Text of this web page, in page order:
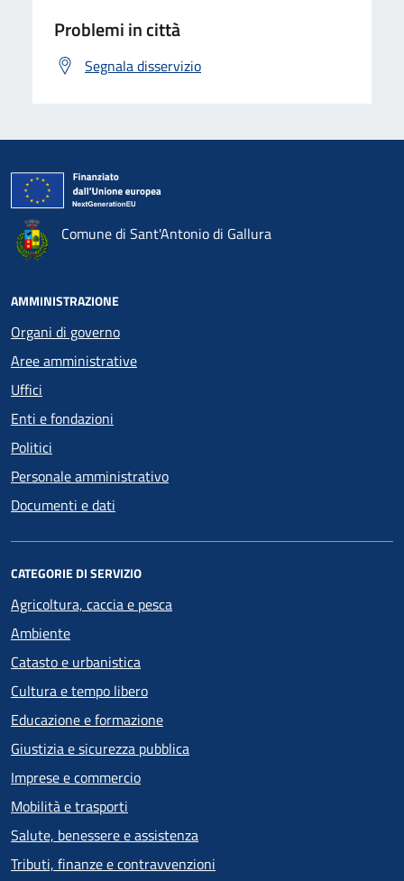
Problemi in città
Segnala disservizio
Comune di Sant'Antonio di Gallura
AMMINISTRAZIONE
Organi di governo
Aree amministrative
Uffici
Enti e fondazioni
Politici
Personale amministrativo
Documenti e dati
CATEGORIE DI SERVIZIO
Agricoltura, caccia e pesca
Ambiente
Catasto e urbanistica
Cultura e tempo libero
Educazione e formazione
Giustizia e sicurezza pubblica
Imprese e commercio
Mobilità e trasporti
Salute, benessere e assistenza
Tributi, finanze e contravvenzioni